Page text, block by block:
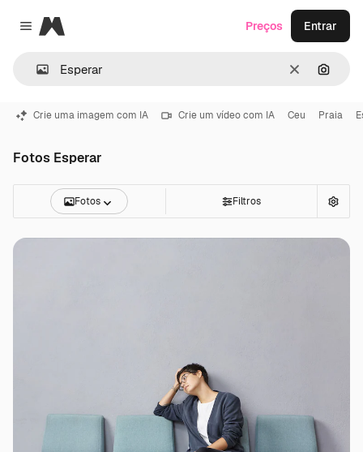
Close menu
Magnific
Limpar
Preços Entrar
Crie uma imagem com IA Crie um vídeo com IA Ceu Praia
Fotos Esperar
Fotos Filtros